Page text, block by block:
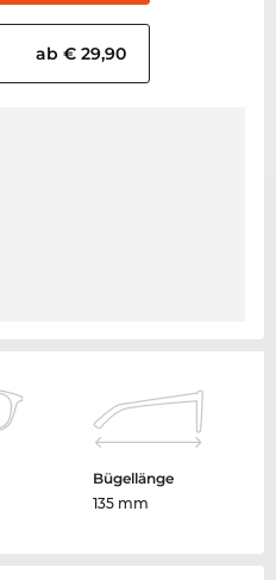
ab € 29,90
Bügellänge
135 mm